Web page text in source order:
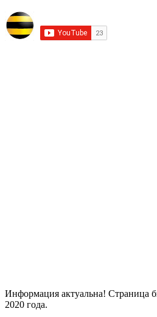
Информация актуальна! Страница
2020 года.